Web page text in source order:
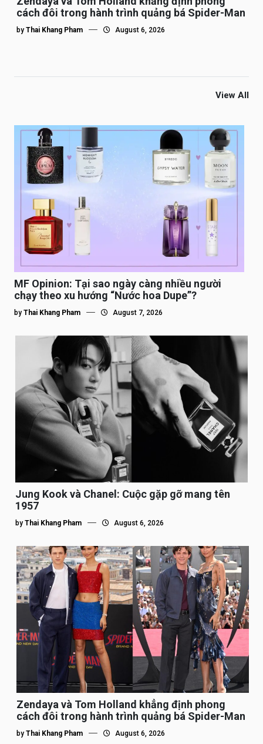
cách đôi trong hành trình quảng bá Spider-Man
by Thai Khang Pham August 6, 2026
View All
MF Opinion: Tại sao ngày càng nhiều người
chạy theo xu hướng “Nước hoa Dupe”?
by Thai Khang Pham August 7, 2026
Jung Kook và Chanel: Cuộc gặp gỡ mang tên
1957
by Thai Khang Pham August 6, 2026
Zendaya và Tom Holland khẳng định phong
cách đôi trong hành trình quảng bá Spider-Man
by Thai Khang Pham August 6, 2026